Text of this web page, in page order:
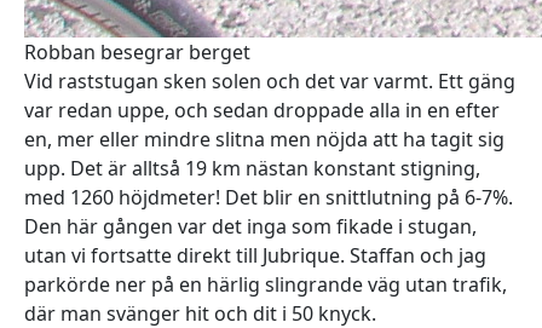
Robban besegrar berget
Vid raststugan sken solen och det var varmt. Ett gäng
var redan uppe, och sedan droppade alla in en efter
en, mer eller mindre slitna men nöjda att ha tagit sig
upp. Det är alltså 19 km nästan konstant stigning,
med 1260 höjdmeter! Det blir en snittlutning på 6-7%.
Den här gången var det inga som fikade i stugan,
utan vi fortsatte direkt till Jubrique. Staffan och jag
parkörde ner på en härlig slingrande väg utan trafik,
där man svänger hit och dit i 50 knyck.